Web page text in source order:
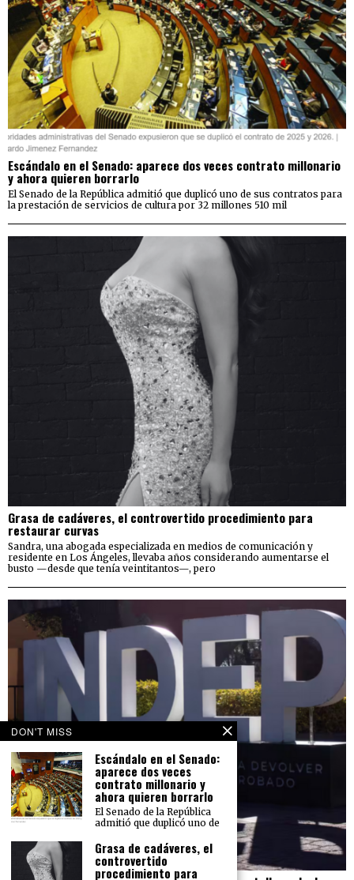
Escándalo en el Senado: aparece dos veces contrato millonario
y ahora quieren borrarlo
El Senado de la República admitió que duplicó uno de sus contratos para
la prestación de servicios de cultura por 32 millones 510 mil
Grasa de cadáveres, el controvertido procedimiento para
restaurar curvas
Sandra, una abogada especializada en medios de comunicación y
residente en Los Ángeles, llevaba años considerando aumentarse el
busto —desde que tenía veintitantos—, pero
DON'T MISS
Escándalo en el Senado:
aparece dos veces
contrato millonario y
ahora quieren borrarlo
El Senado de la República
admitió que duplicó uno de
Grasa de cadáveres, el
controvertido
procedimiento para